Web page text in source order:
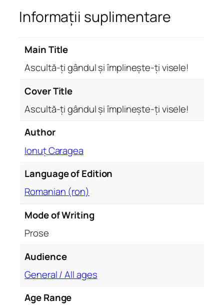
c
u
l
-
u
i
e
Informații suplimentare
Main Title
Ascultă-ți gândul și împlinește-ți visele!
Cover Title
Ascultă-ți gândul și împlinește-ți visele!
Author
Ionuț Caragea
Language of Edition
Romanian (ron)
Mode of Writing
Prose
Audience
General / All ages
Age Range